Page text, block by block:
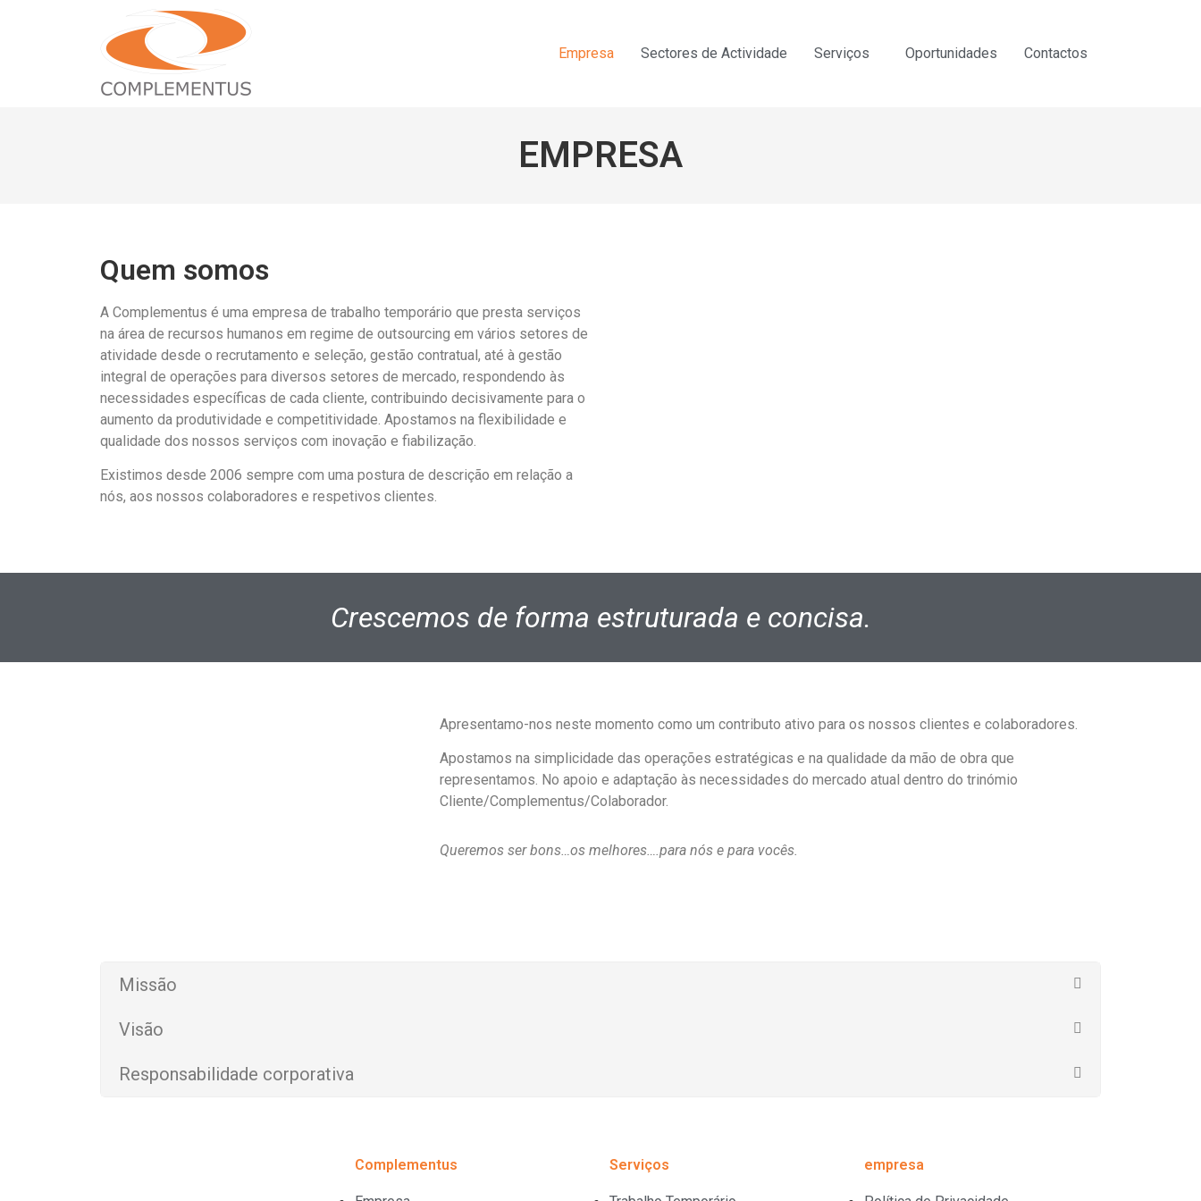
Empresa Sectores de Actividade Serviços Oportunidades Contactos
EMPRESA
Quem somos
A Complementus é uma empresa de trabalho temporário que presta serviços
na área de recursos humanos em regime de outsourcing em vários setores de
atividade desde o recrutamento e seleção, gestão contratual, até à gestão
integral de operações para diversos setores de mercado, respondendo às
necessidades específicas de cada cliente, contribuindo decisivamente para o
aumento da produtividade e competitividade. Apostamos na flexibilidade e
qualidade dos nossos serviços com inovação e fiabilização.
Existimos desde 2006 sempre com uma postura de descrição em relação a
nós, aos nossos colaboradores e respetivos clientes.
Crescemos de forma estruturada e concisa.
Apresentamo-nos neste momento como um contributo ativo para os nossos clientes e colaboradores.
Apostamos na simplicidade das operações estratégicas e na qualidade da mão de obra que
representamos. No apoio e adaptação às necessidades do mercado atual dentro do trinómio
Cliente/Complementus/Colaborador.
Queremos ser bons…os melhores….para nós e para vocês.
Missão
Visão
Responsabilidade corporativa
Complementus Serviços empresa